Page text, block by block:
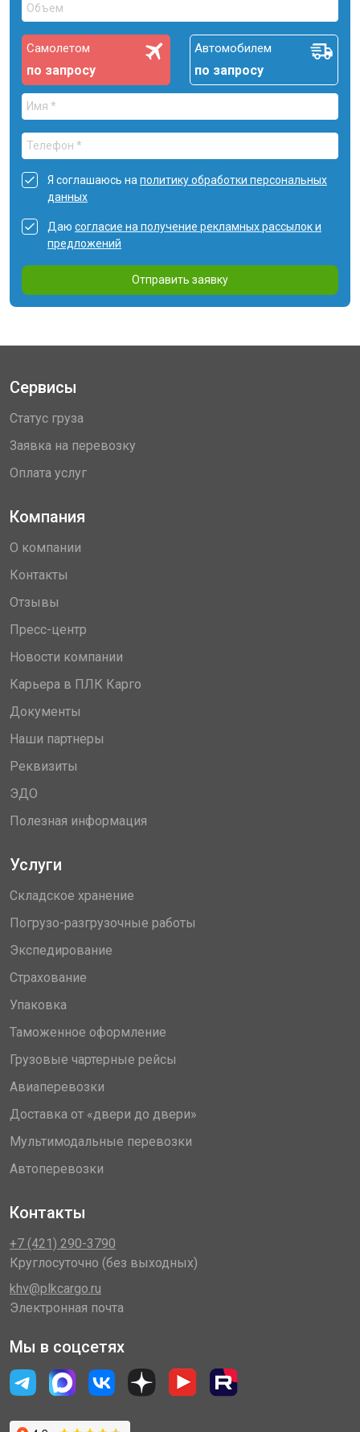
Самолетом
по запросу
Автомобилем
по запросу
Я соглашаюсь на политику обработки персональных
данных
Даю согласие на получение рекламных рассылок и
предложений
Отправить заявку
Сервисы
Статус груза
Заявка на перевозку
Оплата услуг
Компания
О компании
Контакты
Отзывы
Пресс-центр
Новости компании
Карьера в ПЛК Карго
Документы
Наши партнеры
Реквизиты
ЭДО
Полезная информация
Услуги
Складское хранение
Погрузо-разгрузочные работы
Экспедирование
Страхование
Упаковка
Таможенное оформление
Грузовые чартерные рейсы
Авиаперевозки
Доставка от «двери до двери»
Мультимодальные перевозки
Автоперевозки
Контакты
+7 (421) 290-3790
Круглосуточно (без выходных)
khv@plkcargo.ru
Электронная почта
Мы в соцсетях